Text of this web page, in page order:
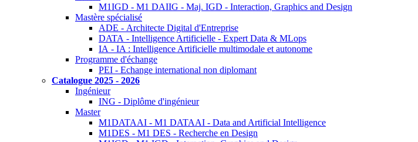
M1IGD - M1 DAIIG - Maj. IGD - Interaction, Graphics and Design
Mastère spécialisé
ADE - Architecte Digital d'Entreprise
DATA - Intelligence Artificielle - Expert Data & MLops
IA - IA : Intelligence Artificielle multimodale et autonome
Programme d'échange
PEI - Echange international non diplomant
Catalogue 2025 - 2026
Ingénieur
ING - Diplôme d'ingénieur
Master
M1DATAAI - M1 DATAAI - Data and Artificial Intelligence
M1DES - M1 DES - Recherche en Design